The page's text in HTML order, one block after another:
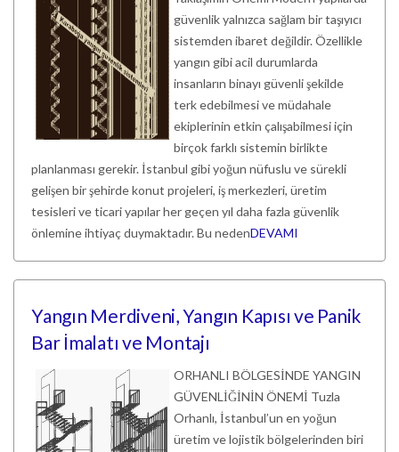
güvenlik yalnızca sağlam bir taşıyıcı
sistemden ibaret değildir. Özellikle
yangın gibi acil durumlarda
insanların binayı güvenli şekilde
terk edebilmesi ve müdahale
ekiplerinin etkin çalışabilmesi için
birçok farklı sistemin birlikte
planlanması gerekir. İstanbul gibi yoğun nüfuslu ve sürekli
gelişen bir şehirde konut projeleri, iş merkezleri, üretim
tesisleri ve ticari yapılar her geçen yıl daha fazla güvenlik
önlemine ihtiyaç duymaktadır. Bu nedenDEVAMI
Yangın Merdiveni, Yangın Kapısı ve Panik
Bar İmalatı ve Montajı
ORHANLI BÖLGESİNDE YANGIN
GÜVENLİĞİNİN ÖNEMİ Tuzla
Orhanlı, İstanbul’un en yoğun
üretim ve lojistik bölgelerinden biri